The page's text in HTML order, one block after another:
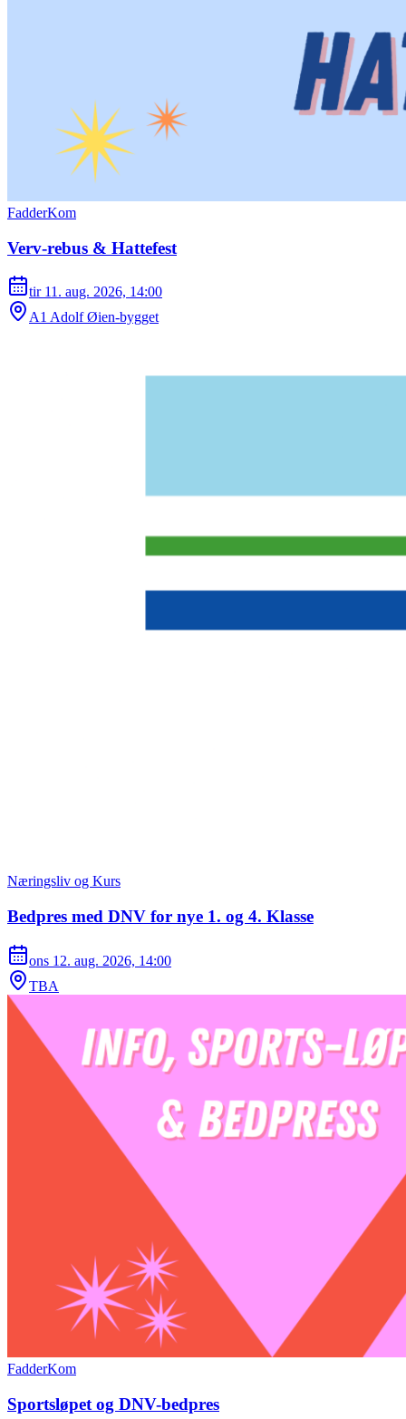
FadderKom
Verv-rebus & Hattefest
tir 11. aug. 2026, 14:00
A1 Adolf Øien-bygget
Næringsliv og Kurs
Bedpres med DNV for nye 1. og 4. Klasse
ons 12. aug. 2026, 14:00
TBA
FadderKom
Sportsløpet og DNV-bedpres